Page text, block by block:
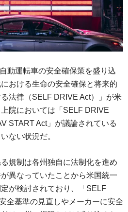
動運転車の安全確保策を盛り込
おける生命の安全確保と将来的
法律（SELF DRIVE Act）」が米
院においては「SELF DRIVE
START Act」が議論されている
ない状況だ。
規制は各州独自に法制化を進め
異なっていたことから米国統一
が検討されており、「SELF
全基準の見直しやメーカーに安全